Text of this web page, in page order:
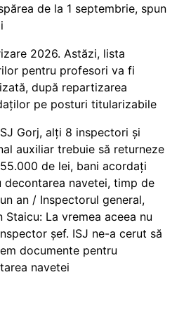
de la 1 septembrie, spun
2026. Astăzi, lista
pentru profesori va fi
după repartizarea
pe posturi titularizabile
Gorj, alți 8 inspectori și
auxiliar trebuie să returneze
de lei, bani acordați
decontarea navetei, timp de
an / Inspectorul general,
Staicu: La vremea aceea nu
șef. ISJ ne-a cerut să
documente pentru
navetei